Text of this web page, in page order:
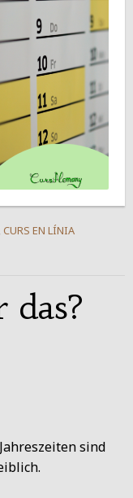
CURS EN LÍNIA
das?
sind